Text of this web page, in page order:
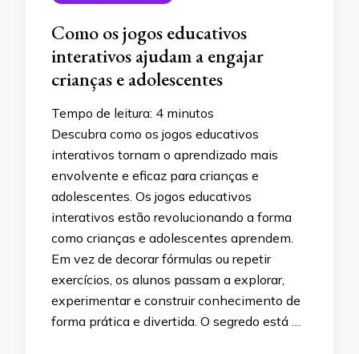
Como os jogos educativos
interativos ajudam a engajar
crianças e adolescentes
Tempo de leitura: 4 minutos
Descubra como os jogos educativos
interativos tornam o aprendizado mais
envolvente e eficaz para crianças e
adolescentes. Os jogos educativos
interativos estão revolucionando a forma
como crianças e adolescentes aprendem.
Em vez de decorar fórmulas ou repetir
exercícios, os alunos passam a explorar,
experimentar e construir conhecimento de
forma prática e divertida. O segredo está …